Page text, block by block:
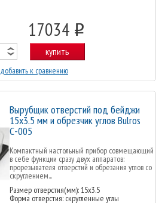
17034 o
купить
добавить к сравнению
Вырубщик отверстий под бейджи
15х3.5 мм и обрезчик углов Bulros
С-005
Компактный настольный прибор совмещающий
в себе функции сразу двух аппаратов:
прорезывателя отверстий и обрезания углов со
скруглением...
Размер отверстия(мм): 15х3.5
Форма отверстия: скругленные углы